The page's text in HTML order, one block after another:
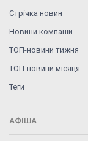
Стрічка новин
Новини компаній
ТОП-новини тижня
ТОП-новини місяця
Теги
АФІША